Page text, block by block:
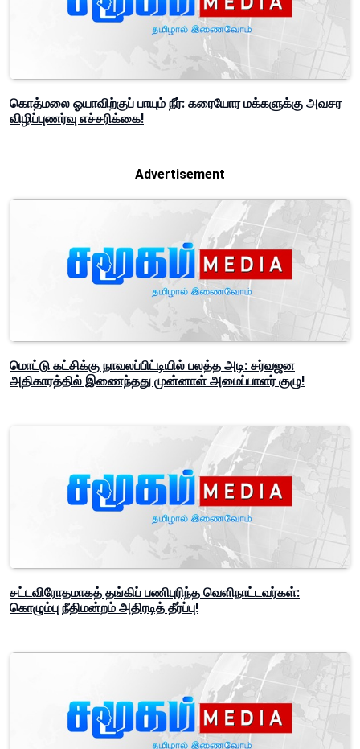
கொத்மலை ஓயாவிற்குப் பாயும் நீர்: கரையோர மக்களுக்கு அவசர
விழிப்புணர்வு எச்சரிக்கை!
Advertisement
மொட்டு கட்சிக்கு நாவலப்பிட்டியில் பலத்த அடி: சர்வஜன
அதிகாரத்தில் இணைந்தது முன்னாள் அமைப்பாளர் குழு!
சட்டவிரோதமாகத் தங்கிப் பணிபுரிந்த வெளிநாட்டவர்கள்:
கொழும்பு நீதிமன்றம் அதிரடித் தீர்ப்பு!